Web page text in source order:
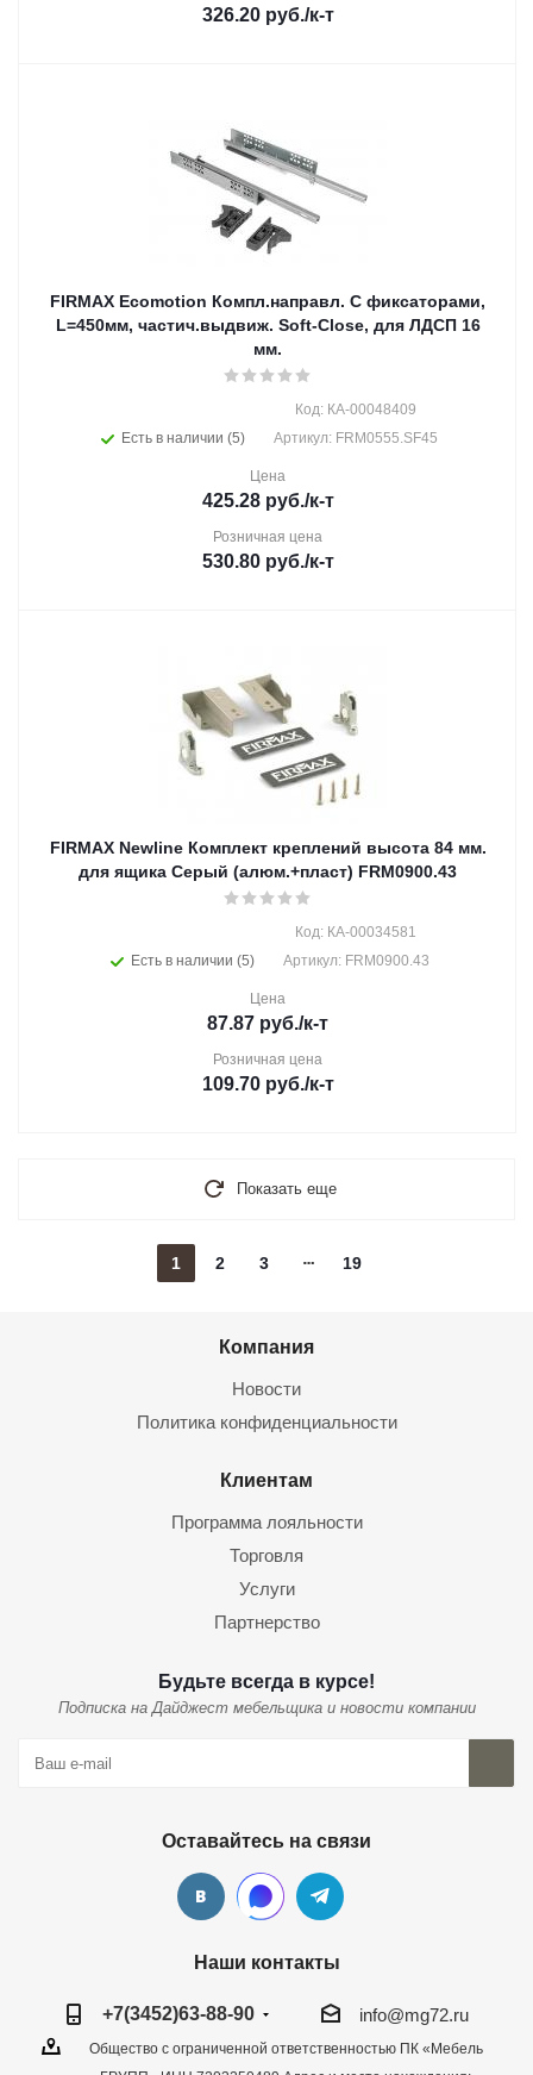
326.20руб./к-т
FIRMAX Ecomotion Компл.направл. С фиксаторами,
L=450мм, частич.выдвиж. Soft-Close, для ЛДСП 16
мм.
Есть в наличии (5)
Код: КА-00048409
Артикул: FRM0555.SF45
Цена
425.28руб./к-т
Розничная цена
530.80руб./к-т
FIRMAX Newline Комплект креплений высота 84 мм.
для ящика Серый (алюм.+пласт) FRM0900.43
Есть в наличии (5)
Код: КА-00034581
Артикул: FRM0900.43
Цена
87.87 руб./к-т
Розничная цена
109.70руб./к-т
Показать еще
1 2 3 19
Компания
Новости
Политика конфиденциальности
Клиентам
Программа лояльности
Торговля
Услуги
Партнерство
Будьте всегда в курсе!
Подписка на Дайджест мебельщика и новости компании
Оставайтесь на связи
Наши контакты
+7(3452)63-88-90 info@mg72.ru
Общество с ограниченной ответственностью ПК «Мебель